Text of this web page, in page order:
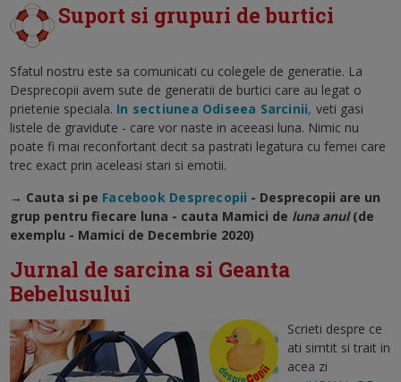
Suport si grupuri de burtici
Sfatul nostru este sa comunicati cu colegele de generatie. La
Desprecopii avem sute de generatii de burtici care au legat o
prietenie speciala. In sectiunea Odiseea Sarcinii, veti gasi
listele de gravidute - care vor naste in aceeasi luna. Nimic nu
poate fi mai reconfortant decit sa pastrati legatura cu femei care
trec exact prin aceleasi stari si emotii.
→ Cauta si pe Facebook Desprecopii - Desprecopii are un
grup pentru fiecare luna - cauta Mamici de luna anul (de
exemplu - Mamici de Decembrie 2020)
Jurnal de sarcina si Geanta
Bebelusului
Scrieti despre ce
ati simtit si trait in
acea zi